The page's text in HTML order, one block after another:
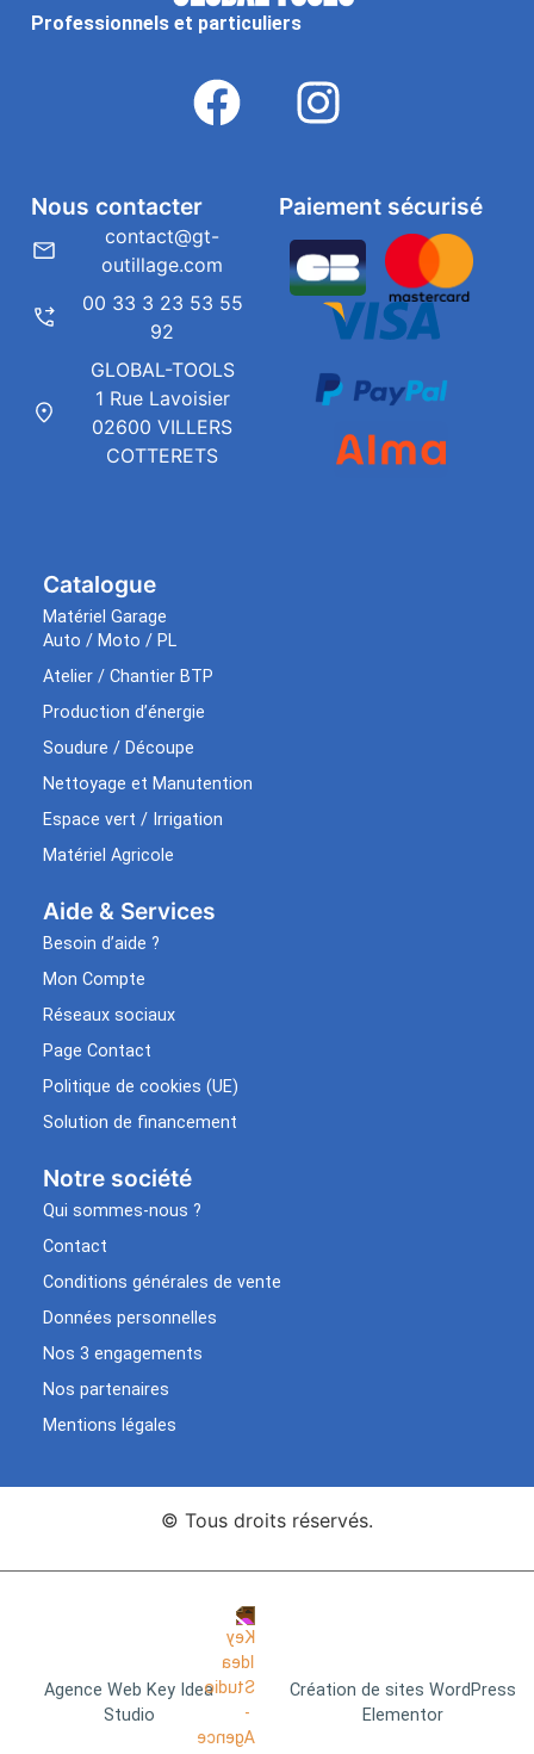
Professionnels et particuliers
Catalogue
Matériel Garage
Auto / Moto / PL
Atelier / Chantier BTP
Production d’énergie
Soudure / Découpe
Nettoyage et Manutention
Espace vert / Irrigation
Matériel Agricole
Aide & Services​
Besoin d’aide ?
Mon Compte
Réseaux sociaux
Page Contact
Politique de cookies (UE)
Solution de financement
Notre société
Qui sommes-nous ?
Contact
Conditions générales de vente
Données personnelles
Nos 3 engagements
Nos partenaires
Mentions légales
Paiement sécurisé
Nous contacter
contact@gt-
outillage.com
00 33 3 23 53 55
92
GLOBAL-TOOLS
1 Rue Lavoisier
02600 VILLERS
COTTERETS
© Tous droits réservés.
Agence Web Key Idea
Studio
Création de sites WordPress
Elementor